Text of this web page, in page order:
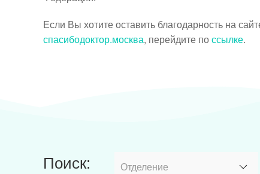
Если Вы хотите оставить благодарность на
спасибодоктор.москва, перейдите поссылке.
Поиск: